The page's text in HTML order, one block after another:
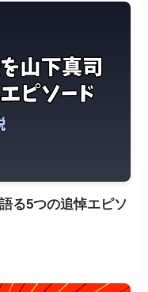
る5つの追悼エピソ